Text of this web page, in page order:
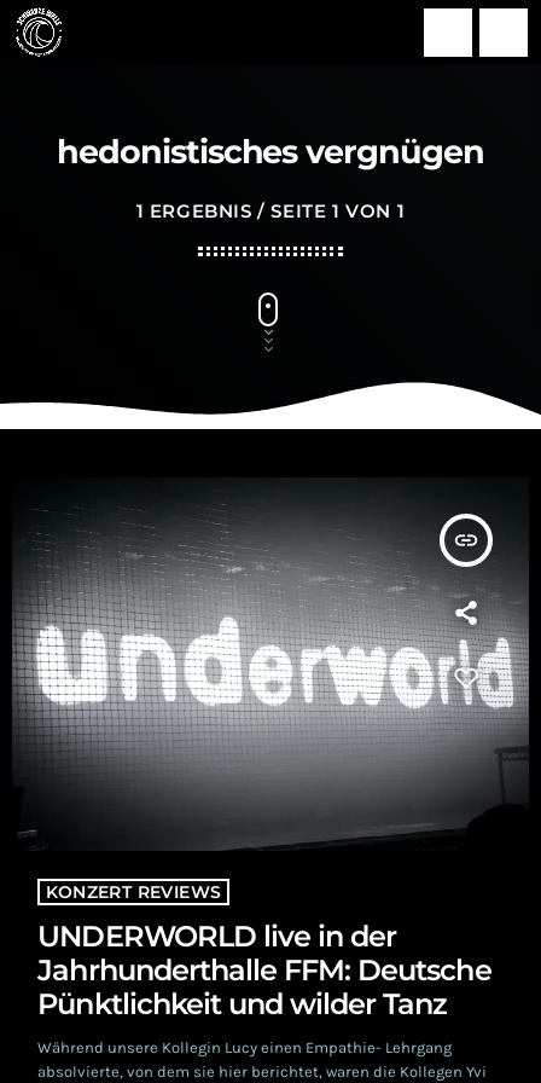
hedonistisches vergnügen
1 ERGEBNIS / SEITE 1 VON 1
insert_link
KONZERT REVIEWS
UNDERWORLD live in der
Jahrhunderthalle FFM: Deutsche
Pünktlichkeit und wilder Tanz
Während unsere Kollegin Lucy einen Empathie- Lehrgang
absolvierte, von dem sie hier berichtet, waren die Kollegen Yvi